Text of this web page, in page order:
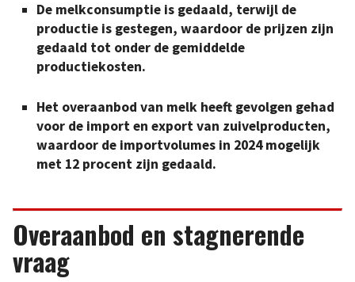
De melkconsumptie is gedaald, terwijl de
productie is gestegen, waardoor de prijzen zijn
gedaald tot onder de gemiddelde
productiekosten.
Het overaanbod van melk heeft gevolgen gehad
voor de import en export van zuivelproducten,
waardoor de importvolumes in 2024 mogelijk
met 12 procent zijn gedaald.
Overaanbod en stagnerende
vraag